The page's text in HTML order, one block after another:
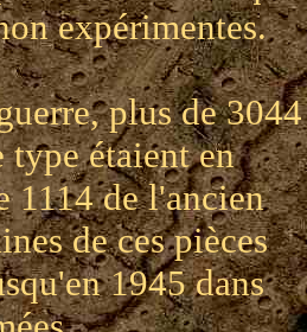
expérimentes.
plus de 3044
type étaient en
1114 de l'ancien
de ces pièces
1945 dans